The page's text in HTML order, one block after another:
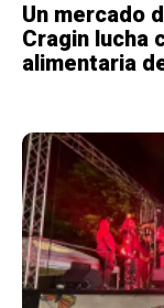
Un mercado
Cragin lucha
alimentaria